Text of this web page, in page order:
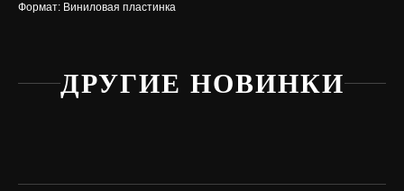
Формат: Виниловая пластинка
ДРУГИЕ НОВИНКИ
Нужна